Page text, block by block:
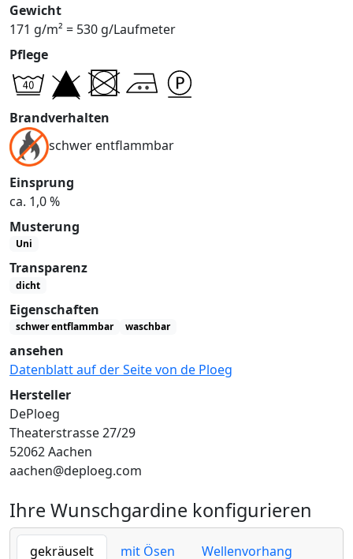
Gewicht
171 g/m² = 530 g/Laufmeter
Pflege
Brandverhalten
schwer entflammbar
Einsprung
ca. 1,0 %
Musterung
Uni
Transparenz
dicht
Eigenschaften
schwer entflammbar waschbar
ansehen
Datenblatt auf der Seite von de Ploeg
Hersteller
DePloeg
Theaterstrasse 27/29
52062 Aachen
aachen@deploeg.com
Ihre Wunschgardine konfigurieren
gekräuselt mit Ösen Wellenvorhang